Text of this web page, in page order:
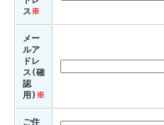
ス※
メー
ルア
ドレ
ス(確
認
用) ※
ご住